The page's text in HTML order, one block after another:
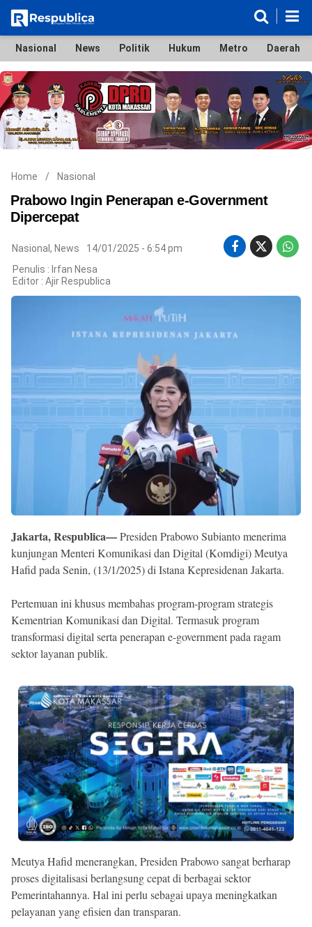
Nasional
News
Politik
Hukum
Metro
Daerah
Ekonomi & Bisnis
Lifestyle
Otomotif
Bola & Sport
Edukasi
Tokoh
Hiburan
©
Copyright
2026
Respublica
.
All
Nasional News Politik Hukum Metro Daerah
Home / Nasional
Prabowo Ingin Penerapan e-Government
Dipercepat
Nasional , News
14/01/2025 - 6:54 pm
Penulis : Irfan Nesa
Editor : Ajir Respublica
Jakarta, Respublica—Presiden Prabowo Subianto menerima
kunjungan Menteri Komunikasi dan Digital (Komdigi) Meutya
Hafid pada Senin, (13/1/2025) di Istana Kepresidenan Jakarta.
Pertemuan ini khusus membahas program-program strategis
Kementrian Komunikasi dan Digital. Termasuk program
transformasi digital serta penerapan e-government pada ragam
sektor layanan publik.
Meutya Hafid menerangkan, Presiden Prabowo sangat berharap
proses digitalisasi berlangsung cepat di berbagai sektor
Pemerintahannya. Hal ini perlu sebagai upaya meningkatkan
pelayanan yang efisien dan transparan.